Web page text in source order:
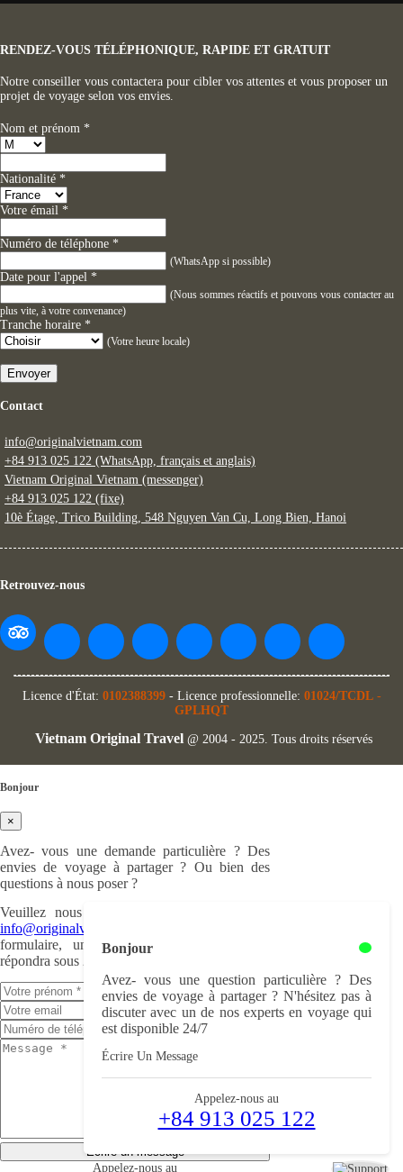
RENDEZ-VOUS TÉLÉPHONIQUE, RAPIDE ET GRATUIT
Notre conseiller vous contactera pour cibler vos attentes et vous proposer un
projet de voyage selon vos envies.
Nom et prénom *
Nationalité *
Votre émail *
Numéro de téléphone *
(WhatsApp si possible)
Date pour l'appel *
(Nous sommes réactifs et pouvons vous contacter au
plus vite, à votre convenance)
Tranche horaire *
(Votre heure locale)
Envoyer
Contact
info@originalvietnam.com
+84 913 025 122 (WhatsApp, français et anglais)
Vietnam Original Vietnam (messenger)
+84 913 025 122 (fixe)
10è Étage, Trico Building, 548 Nguyen Van Cu, Long Bien, Hanoi
Retrouvez-nous
Licence d'État: 0102388399 - Licence professionnelle: 01024/TCDL-
GPLHQT
Vietnam Original Travel@ 2004 - 2025. Tous droits réservés
Bonjour
Avez- vous une question particulière ? Des
envies de voyage à partager ? N'hésitez pas à
discuter avec un de nos experts en voyage qui
est disponible 24/7
Écrire Un Message
Appelez-nous au
+84 913 025 122
Bonjour
×
Avez- vous une demande particulière ? Des
envies de voyage à partager ? Ou bien des
questions à nous poser ?
Veuillez nous nous écrire à cette adresse :
info@originalvietnam.com
formulaire, un de nos experts en voyage
répondra sous 24h.
Écrire un message
Appelez-nous au